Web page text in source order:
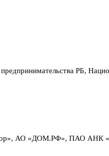
РБ,
АО «ДОМ.РФ», ПАО